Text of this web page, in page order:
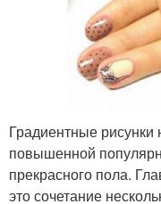
Градиентные рисунки
повышенной
прекрасного пола.
это сочетание